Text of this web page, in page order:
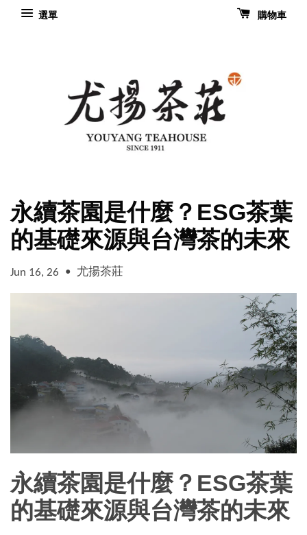
選單 購物車
永續茶園是什麼？ESG茶葉
的基礎來源與台灣茶的未來
Jun 16, 26 • 尤揚茶莊
永續茶園是什麼？ESG茶葉
的基礎來源與台灣茶的未來